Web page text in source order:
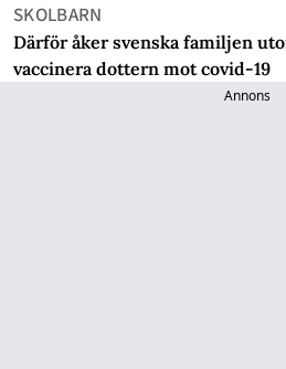
SKOLBARN
Därför åker svenska familjen
vaccinera dottern mot covid-19
Annons